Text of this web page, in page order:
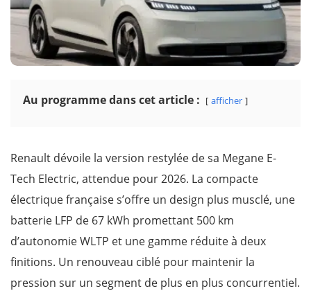
Au programme dans cet article : afficher
Renault dévoile la version restylée de sa Megane E-
Tech Electric, attendue pour 2026. La compacte
électrique française s’offre un design plus musclé, une
batterie LFP de 67 kWh promettant 500 km
d’autonomie WLTP et une gamme réduite à deux
finitions. Un renouveau ciblé pour maintenir la
pression sur un segment de plus en plus concurrentiel.